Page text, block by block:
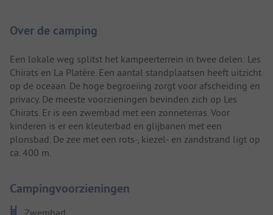
Over de camping
Een lokale weg splitst het kampeerterrein in twee delen: Les
Chirats en La Platère. Een aantal standplaatsen heeft uitzicht
op de oceaan. De hoge begroeiing zorgt voor afscheiding en
privacy. De meeste voorzieningen bevinden zich op Les
Chirats. Er is een zwembad met een zonneterras. Voor
kinderen is er een kleuterbad en glijbanen met een
plonsbad. De zee met een rots-, kiezel- en zandstrand ligt op
ca. 400 m.
Campingvoorzieningen
Zwembad